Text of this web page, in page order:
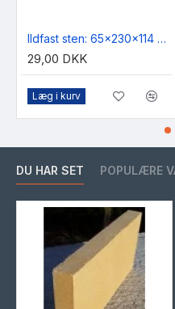
Ildfast sten: 65x230x114 mm.
29,00 DKK
Læg i kurv
DU HAR SET POPULÆRE